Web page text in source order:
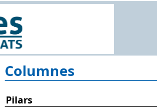
Columnes
Pilars